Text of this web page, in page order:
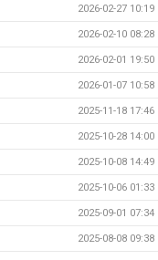
2026-02-27 10:19
2026-02-10 08:28
2026-02-01 19:50
2026-01-07 10:58
2025-11-18 17:46
2025-10-28 14:00
2025-10-08 14:49
2025-10-06 01:33
2025-09-01 07:34
2025-08-08 09:38